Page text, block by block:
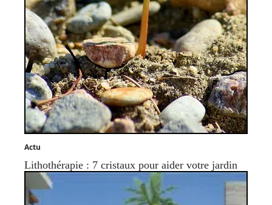
Actu
Lithothérapie : 7 cristaux pour aider votre jardin